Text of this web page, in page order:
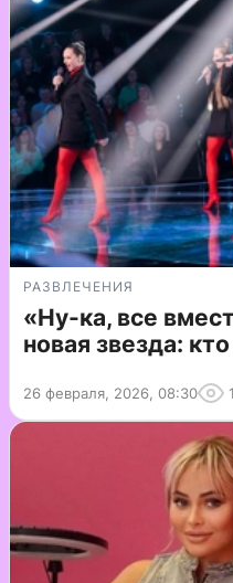
РАЗВЛЕЧЕНИЯ
«Ну-ка, все
новая звезда:
26 февраля, 2026, 08:30